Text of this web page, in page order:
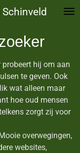
probeert hij om aan
te geven. Ook
wat alleen maar
hoe oud mensen
zorgt zij voor
overwegingen,
websites,